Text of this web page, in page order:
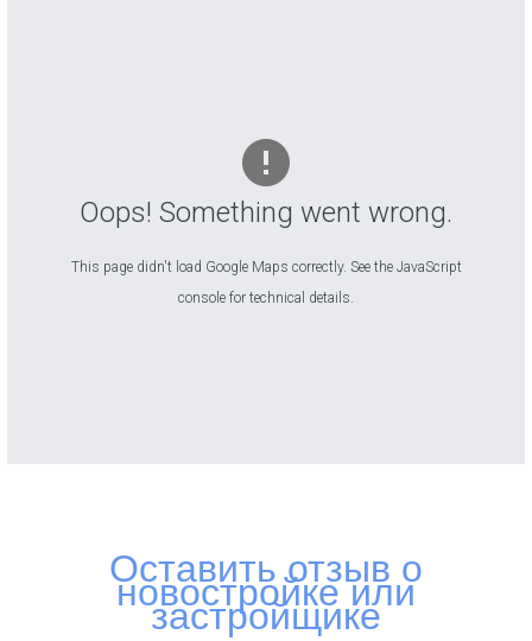
маршрутов и множество маршрутных такси.
Продажа новых квартир от застройщика
осуществляется по ФЗ 214. Ипотеку предоставляют
банки-партнеры новостройки: Банк Москвы,
Транскапиталбанк, ВТБ 24, Сбербанк. При
Oops! Something went wrong.
This page didn't load Google Maps correctly. See the JavaScript
console for technical details.
Оставить отзыв о
новостройке или
застройщике